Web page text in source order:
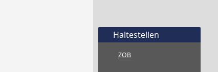
Haltestellen
ZOB